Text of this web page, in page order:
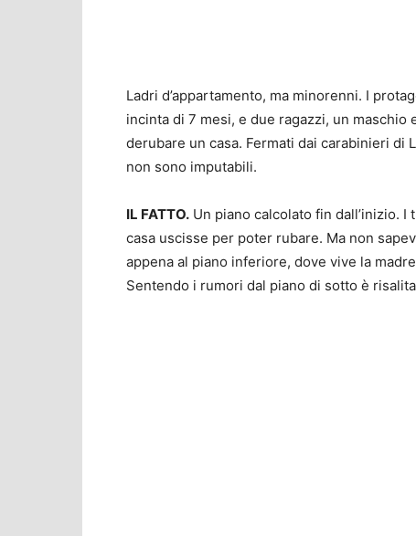
Ladri d’appartamento, ma minorenni. I
incinta di 7 mesi, e due ragazzi, un maschio
derubare un casa. Fermati dai carabinieri di
non sono imputabili.
IL FATTO. Un piano calcolato fin dall’inizio.
casa uscisse per poter rubare. Ma non
appena al piano inferiore, dove vive la
Sentendo i rumori dal piano di sotto è